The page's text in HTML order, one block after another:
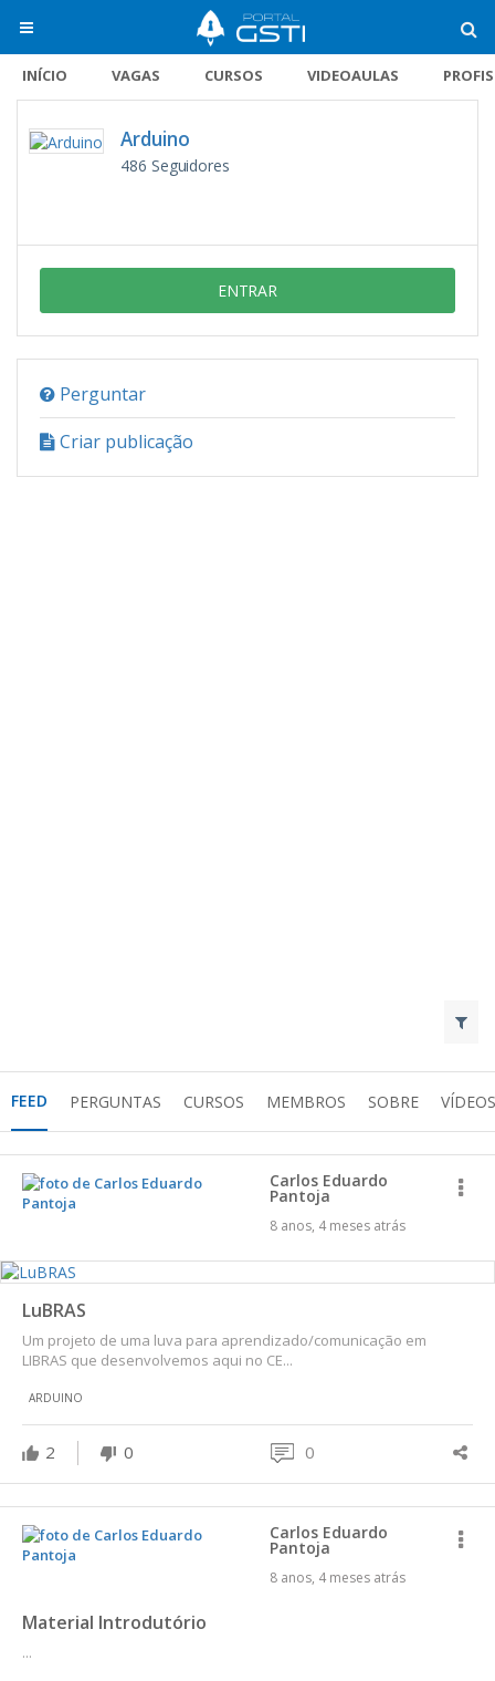
INÍCIO VAGAS CURSOS VIDEOAULAS
Arduino
486 Seguidores
ENTRAR
Perguntar
Criar publicação
FEED PERGUNTAS CURSOS MEMBROS SOBRE VÍDEOS
Carlos Eduardo
Pantoja
8 anos, 4 meses atrás
LuBRAS
Um projeto de uma luva para aprendizado/comunicação em
LIBRAS que desenvolvemos aqui no CE...
ARDUINO
2 0 0
Carlos Eduardo
Pantoja
8 anos, 4 meses atrás
Material Introdutório
...